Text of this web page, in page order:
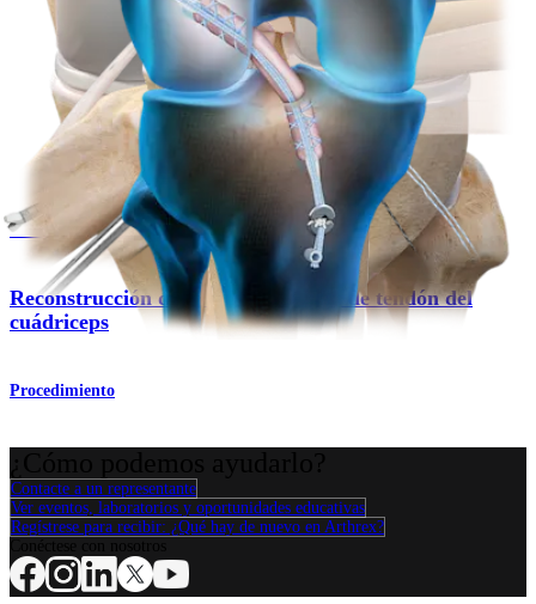
Rodilla
Reconstrucción del ligamento cruzado posterior (LCP)
Procedimiento
Rodilla
Reconstrucción del LCA con injerto de tendón del
cuádriceps
Procedimiento
Contacte a un representante
Ver eventos, laboratorios y oportunidades educativas
Regístrese para recibir: ¿Qué hay de nuevo en Arthrex?